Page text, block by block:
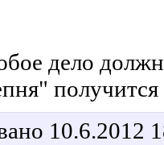
дело
10.6.2012